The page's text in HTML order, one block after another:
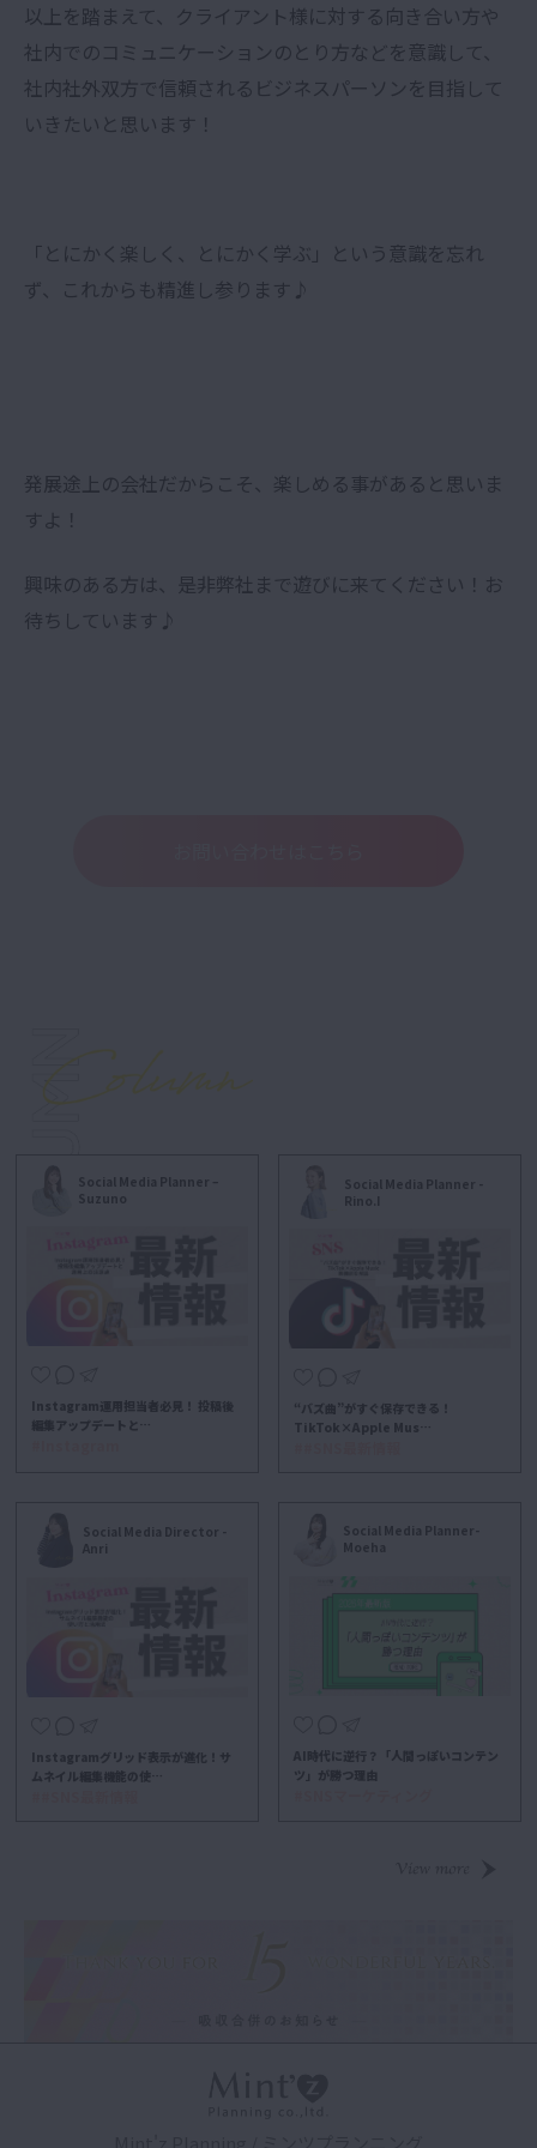
以上を踏まえて、クライアント様に対する向き合い方や
社内でのコミュニケーションのとり方などを意識して、
社内社外双方で信頼されるビジネスパーソンを目指して
いきたいと思います！
「とにかく楽しく、とにかく学ぶ」という意識を忘れ
ず、これからも精進し参ります♪
発展途上の会社だからこそ、楽しめる事があると思いま
すよ！
興味のある方は、是非弊社まで遊びに来てください！お
待ちしています♪
Social Media Planner –
Suzuno
Instagram運用担当者必見！ 投稿後
編集アップデートと…
Social Media Planner -
Rino.I
“バズ曲”がすぐ保存できる！
TikTok×Apple Mus…
Social Media Director -
Anri
Instagramグリッド表示が進化！サ
ムネイル編集機能の使…
Social Media Planner-
Moeha
AI時代に逆行？「人間っぽいコンテン
ツ」が勝つ理由